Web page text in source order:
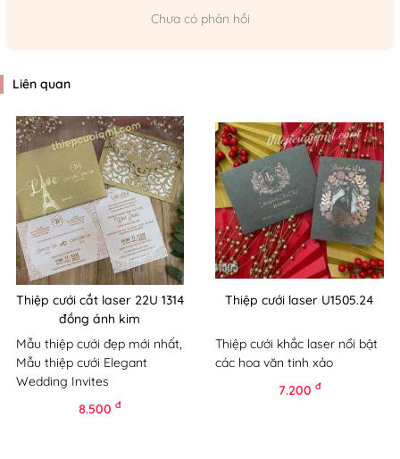
Chưa có phản hồi
Liên quan
Thiệp cưới cắt laser 22U 1314
đồng ánh kim
Mẫu thiệp cưới đẹp mới nhất,
Mẫu thiệp cưới Elegant
Wedding Invites
8.500đ
Thiệp cưới laser U1505.24
Thiệp cưới khắc laser nổi bật
các hoa văn tinh xảo
7.200đ